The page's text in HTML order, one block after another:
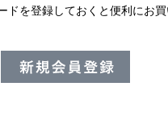
ドを登録しておくと便利にお